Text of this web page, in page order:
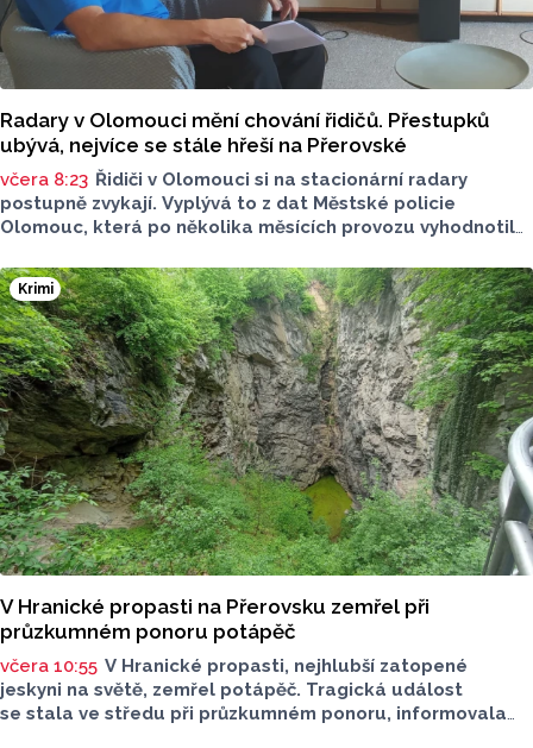
Radary v Olomouci mění chování řidičů. Přestupků
ubývá, nejvíce se stále hřeší na Přerovské
včera 8:23 Řidiči v Olomouci si na stacionární radary
postupně zvykají. Vyplývá to z dat Městské policie
Olomouc, která po několika měsících provozu vyhodnotila
zaznamenaných přestupků zde oproti prvním měsícům
výrazně klesl, v některých lokalitách až o polovinu.
O dopravě, ale i o případech, která musela Městská
policie Olomouc (MPO) řešit mluvil v pocastu Radia
Metropole s Tomášem Gottwaldem mluvčí MPO Petr
Čunderle.
Krimi
V Hranické propasti na Přerovsku zemřel při
průzkumném ponoru potápěč
včera 10:55 V Hranické propasti, nejhlubší zatopené
jeskyni na světě, zemřel potápěč. Tragická událost
se stala ve středu při průzkumném ponoru, informovala